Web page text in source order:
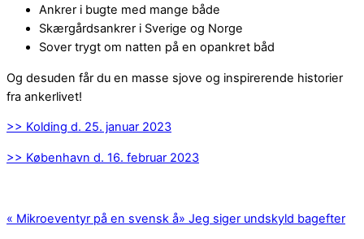
Ankrer i bugte med mange både
Skærgårdsankrer i Sverige og Norge
Sover trygt om natten på en opankret båd
Og desuden får du en masse sjove og inspirerende historier
fra ankerlivet!
>> Kolding d. 25. januar 2023
>> København d. 16. februar 2023
« Mikroeventyr på en svensk å» Jeg siger undskyld bagefter